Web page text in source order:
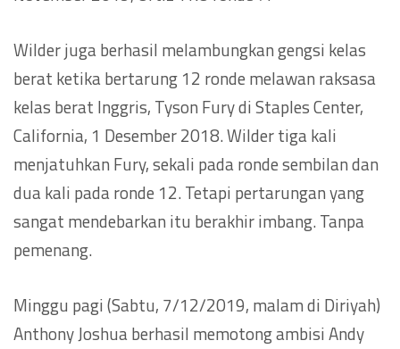
Wilder juga berhasil melambungkan gengsi kelas
berat ketika bertarung 12 ronde melawan raksasa
kelas berat Inggris, Tyson Fury di Staples Center,
California, 1 Desember 2018. Wilder tiga kali
menjatuhkan Fury, sekali pada ronde sembilan dan
dua kali pada ronde 12. Tetapi pertarungan yang
sangat mendebarkan itu berakhir imbang. Tanpa
pemenang.
Minggu pagi (Sabtu, 7/12/2019, malam di Diriyah)
Anthony Joshua berhasil memotong ambisi Andy